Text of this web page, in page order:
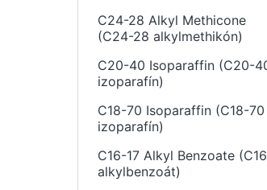
C24-28 Alkyl Methicone
(C24-28 alkylmethikón)
C20-40 Isoparaffin (C20-
izoparafín)
C18-70 Isoparaffin (C18-70
izoparafín)
C16-17 Alkyl Benzoate
alkylbenzoát)